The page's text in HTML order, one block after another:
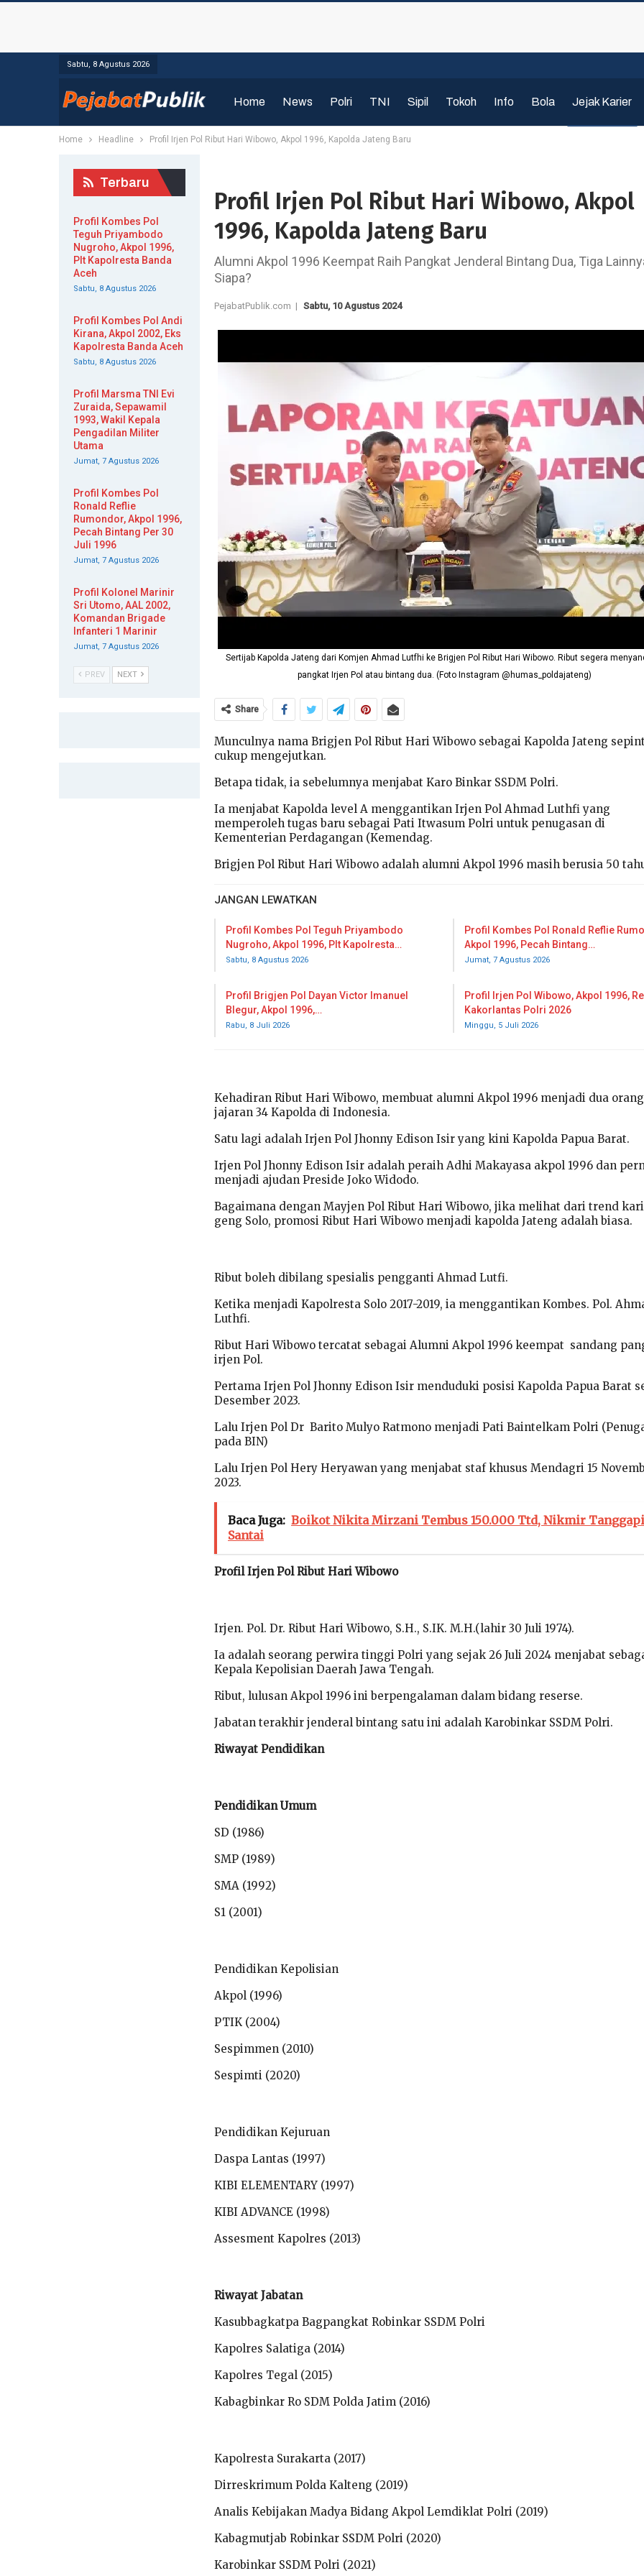
Sabtu, 8 Agustus 2026
Home News Polri TNI Sipil Tokoh Info Bola Jejak Karier
Home Headline Profil Irjen Pol Ribut Hari Wibowo, Akpol 1996, Kapolda Jateng Baru
Profil Irjen Pol Ribut Hari Wibowo, Akpol
1996, Kapolda Jateng Baru
Alumni Akpol 1996 Keempat Raih Pangkat Jenderal Bintang Dua, Tiga
Siapa?
PejabatPublik.com | Sabtu, 10 Agustus 2024
Sertijab Kapolda Jateng dari Komjen Ahmad Lutfhi ke Brigjen Pol Ribut Hari Wibowo. Ribut segera
pangkat Irjen Pol atau bintang dua. (Foto Instagram @humas_poldajateng)
Share
Munculnya nama Brigjen Pol Ribut Hari Wibowo sebagai Kapolda Jateng
cukup mengejutkan.
Betapa tidak, ia sebelumnya menjabat Karo Binkar SSDM Polri.
Ia menjabat Kapolda level A menggantikan Irjen Pol Ahmad Luthfi yang
memperoleh tugas baru sebagai Pati Itwasum Polri untuk penugasan di
Kementerian Perdagangan (Kemendag.
Brigjen Pol Ribut Hari Wibowo adalah alumni Akpol 1996 masih berusia 50
JANGAN LEWATKAN
Profil Kombes Pol Teguh Priyambodo
Nugroho, Akpol 1996, Plt Kapolresta…
Sabtu, 8 Agustus 2026
Profil Kombes Pol Ronald Reflie
Akpol 1996, Pecah Bintang…
Jumat, 7 Agustus 2026
Profil Brigjen Pol Dayan Victor Imanuel
Blegur, Akpol 1996,…
Rabu, 8 Juli 2026
Profil Irjen Pol Wibowo, Akpol 1996,
Kakorlantas Polri 2026
Minggu, 5 Juli 2026
Kehadiran Ribut Hari Wibowo, membuat alumni Akpol 1996 menjadi dua
jajaran 34 Kapolda di Indonesia.
Satu lagi adalah Irjen Pol Jhonny Edison Isir yang kini Kapolda Papua Barat.
Irjen Pol Jhonny Edison Isir adalah peraih Adhi Makayasa akpol 1996 dan
menjadi ajudan Preside Joko Widodo.
Bagaimana dengan Mayjen Pol Ribut Hari Wibowo, jika melihat dari trend
geng Solo, promosi Ribut Hari Wibowo menjadi kapolda Jateng adalah biasa.
Ribut boleh dibilang spesialis pengganti Ahmad Lutfi.
Ketika menjadi Kapolresta Solo 2017-2019, ia menggantikan Kombes. Pol.
Luthfi.
Ribut Hari Wibowo tercatat sebagai Alumni Akpol 1996 keempat sandang
irjen Pol.
Pertama Irjen Pol Jhonny Edison Isir menduduki posisi Kapolda Papua Barat
Desember 2023.
Lalu Irjen Pol Dr Barito Mulyo Ratmono menjadi Pati Baintelkam Polri
pada BIN)
Lalu Irjen Pol Hery Heryawan yang menjabat staf khusus Mendagri 15
2023.
Baca Juga: Boikot Nikita Mirzani Tembus 150.000 Ttd, Nikmir Tanggapi
Santai
Profil Irjen Pol Ribut Hari Wibowo
Irjen. Pol. Dr. Ribut Hari Wibowo, S.H., S.IK. M.H.(lahir 30 Juli 1974).
Ia adalah seorang perwira tinggi Polri yang sejak 26 Juli 2024 menjabat
Kepala Kepolisian Daerah Jawa Tengah.
Ribut, lulusan Akpol 1996 ini berpengalaman dalam bidang reserse.
Jabatan terakhir jenderal bintang satu ini adalah Karobinkar SSDM Polri.
Riwayat Pendidikan
Pendidikan Umum
SD (1986)
SMP (1989)
SMA (1992)
S1 (2001)
Pendidikan Kepolisian
Akpol (1996)
PTIK (2004)
Sespimmen (2010)
Sespimti (2020)
Pendidikan Kejuruan
Daspa Lantas (1997)
KIBI ELEMENTARY (1997)
KIBI ADVANCE (1998)
Assesment Kapolres (2013)
Riwayat Jabatan
Kasubbagkatpa Bagpangkat Robinkar SSDM Polri
Kapolres Salatiga (2014)
Kapolres Tegal (2015)
Kabagbinkar Ro SDM Polda Jatim (2016)
Kapolresta Surakarta (2017)
Dirreskrimum Polda Kalteng (2019)
Analis Kebijakan Madya Bidang Akpol Lemdiklat Polri (2019)
Kabagmutjab Robinkar SSDM Polri (2020)
Karobinkar SSDM Polri (2021)
Terbaru
Profil Kombes Pol
Teguh Priyambodo
Nugroho, Akpol 1996,
Plt Kapolresta Banda
Aceh
Sabtu, 8 Agustus 2026
Profil Kombes Pol Andi
Kirana, Akpol 2002, Eks
Kapolresta Banda Aceh
Sabtu, 8 Agustus 2026
Profil Marsma TNI Evi
Zuraida, Sepawamil
1993, Wakil Kepala
Pengadilan Militer
Utama
Jumat, 7 Agustus 2026
Profil Kombes Pol
Ronald Reflie
Rumondor, Akpol 1996,
Pecah Bintang Per 30
Juli 1996
Jumat, 7 Agustus 2026
Profil Kolonel Marinir
Sri Utomo, AAL 2002,
Komandan Brigade
Infanteri 1 Marinir
Jumat, 7 Agustus 2026
PREV NEXT